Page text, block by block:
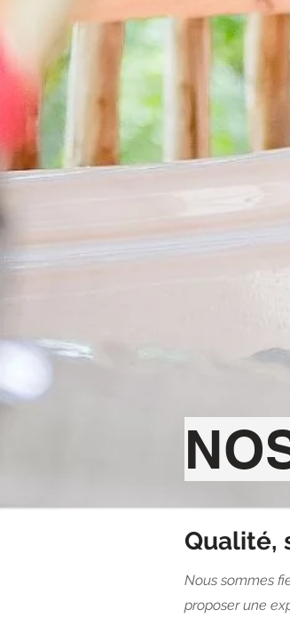
Qualité,
Nous sommes
proposer une